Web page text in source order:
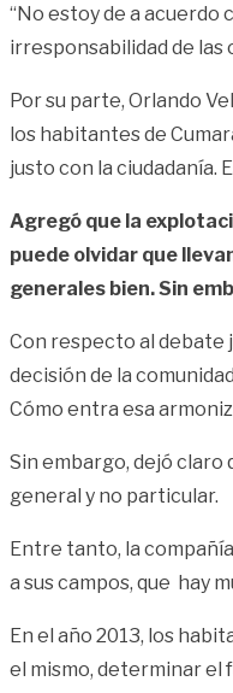
“No estoy de a
irresponsabilidad de
Por su parte, Orlando
los habitantes de
justo con la ciudadanía.
Agregó que la
puede olvidar que
generales bien. Sin
Con respecto al debate
decisión de la
Cómo entra esa
Sin embargo, dejó
general y no particular.
Entre tanto, la
a sus campos, que hay
En el año 2013, los
el mismo, determinar el